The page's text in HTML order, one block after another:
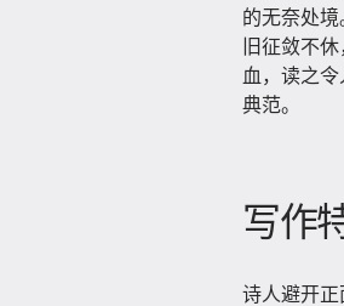
的无奈处
旧征敛不
血，读之
典范。
写作
诗人避开